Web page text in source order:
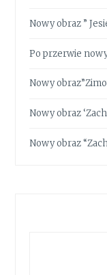
Nowy obraz ”
Po przerwie
Nowy
Nowy obraz
Nowy obraz